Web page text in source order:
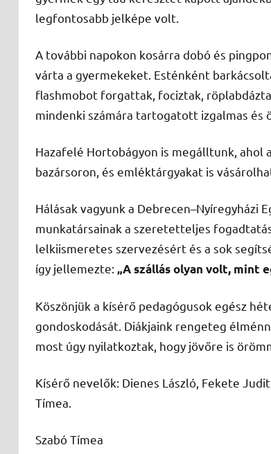
legfontosabb jelképe volt.
A további napokon kosárra dobó és
várta a gyermekeket. Esténként
flashmobot forgattak, fociztak,
mindenki számára tartogatott izgalmas és
Hazafelé Hortobágyon is megálltunk,
bazársoron, és emléktárgyakat is
Hálásak vagyunk a Debrecen–Nyíregyházi
munkatársainak a szeretetteljes
lelkiismeretes szervezésért és a sok
így jellemezte: „A szállás olyan volt, mint
Köszönjük a kísérő pedagógusok egész
gondoskodását. Diákjaink rengeteg
most úgy nyilatkoztak, hogy jövőre is
Kísérő nevelők: Dienes László, Fekete
Tímea.
Szabó Tímea